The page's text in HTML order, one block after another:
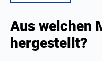
Aus welchen
hergestellt?